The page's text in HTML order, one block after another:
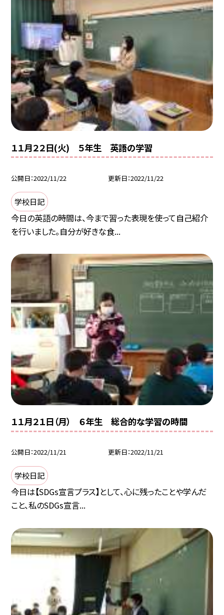
１１月２２日(火) ５年生 英語の学習
公開日 2022/11/22 更新日 2022/11/22
学校日記
今日の英語の時間は、今まで習った表現を使って自己紹介
を行いました。自分が好きな食...
１１月２１日（月） ６年生 総合的な学習の時間
公開日 2022/11/21 更新日 2022/11/21
学校日記
今日は【SDGs宣言プラス】として、心に残ったことや学んだ
こと、私のSDGs宣言...